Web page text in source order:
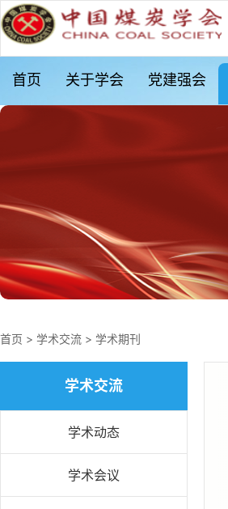
首页 关于学会 党建强会
首页 > 学术交流 > 学术期刊
学术交流
学术动态
学术会议